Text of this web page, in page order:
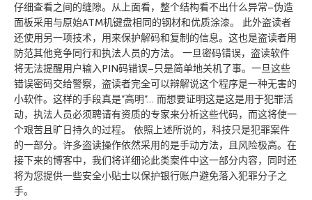
仔细查看之间的缝隙。从上面看，整个结构看不出什么异常–伪造
面板采用与原始ATM机键盘相同的钢材和优质涂漆。 此外盗读者
还使用另一项技术，用来保护解码和复制的信息。这也是盗读者用
防范其他竞争同行和执法人员的方法。 一旦密码错误，盗读软件
将无法提醒用户输入PIN码错误–只是简单地关机了事。一旦这些
错误密码交给警察，盗读者完全可以辩解说这个程序是一种无害的
小软件。这样的手段真是”高明”… 而想要证明这是这是用于犯罪活
动，执法人员必须聘请有资质的专家来分析这些代码，而这将使一
个艰苦且旷日持久的过程。 依照上述所说的，科技只是犯罪案件
的一部分。许多盗读操作依然采用的是手动方法，且风险极高。在
接下来的博客中，我们将详细论此类案件中这一部分内容，同时还
将为您提供一些安全小贴士以保护银行账户避免落入犯罪分子之
手。